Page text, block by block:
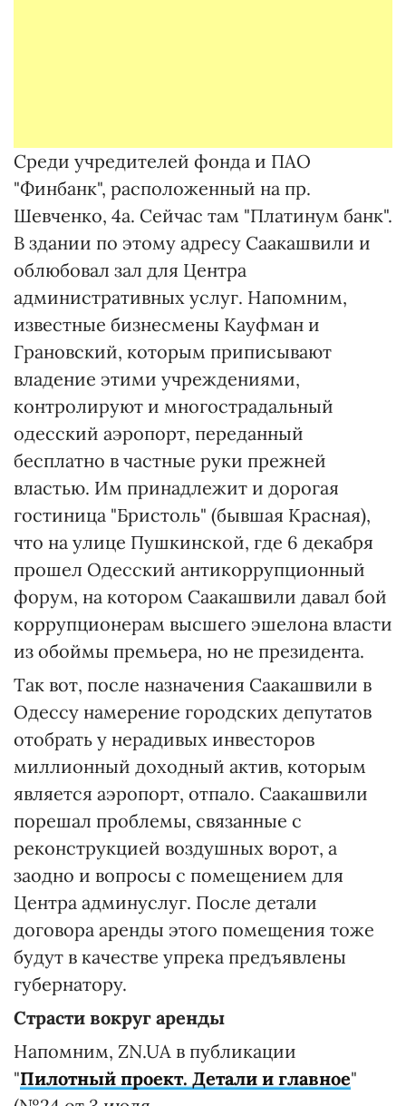
Среди учредителей фонда и ПАО
"Финбанк", расположенный на пр.
Шевченко, 4а. Сейчас там "Платинум банк".
В здании по этому адресу Саакашвили и
облюбовал зал для Центра
административных услуг. Напомним,
известные бизнесмены Кауфман и
Грановский, которым приписывают
владение этими учреждениями,
контролируют и многострадальный
одесский аэропорт, переданный
бесплатно в частные руки прежней
властью. Им принадлежит и дорогая
гостиница "Бристоль" (бывшая Красная),
что на улице Пушкинской, где 6 декабря
прошел Одесский антикоррупционный
форум, на котором Саакашвили давал бой
коррупционерам высшего эшелона власти
из обоймы премьера, но не президента.
Так вот, после назначения Саакашвили в
Одессу намерение городских депутатов
отобрать у нерадивых инвесторов
миллионный доходный актив, которым
является аэропорт, отпало. Саакашвили
порешал проблемы, связанные с
реконструкцией воздушных ворот, а
заодно и вопросы с помещением для
Центра админуслуг. После детали
договора аренды этого помещения тоже
будут в качестве упрека предъявлены
губернатору.
Страсти вокруг аренды
Напомним, ZN.UA в публикации
"Пилотный проект. Детали и главное"